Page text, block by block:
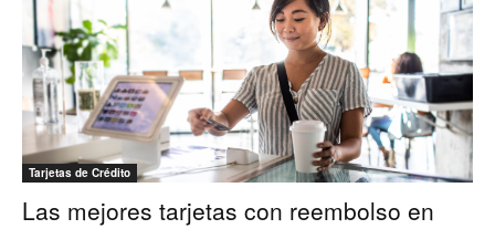
Tarjetas de Crédito
Las mejores tarjetas con reembolso en